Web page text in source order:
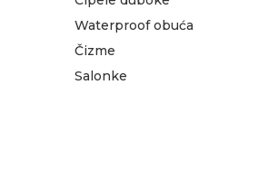
Waterproof obuća
Čizme
Salonke